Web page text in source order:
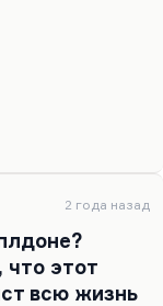
вот в
царя,
кашу.
при первом
Дон»
власти.
2 года назад
этот
всю жизнь